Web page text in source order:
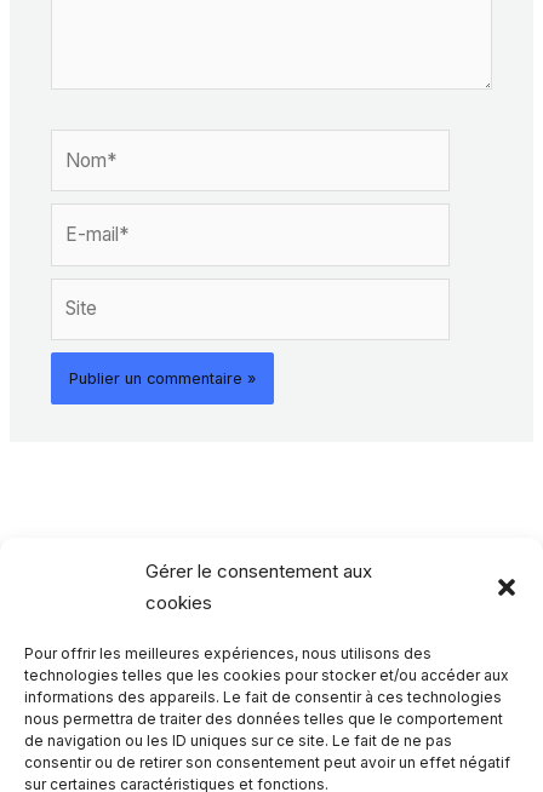
Gérer le consentement aux
cookies
Pour offrir les meilleures expériences, nous utilisons des
technologies telles que les cookies pour stocker et/ou accéder aux
informations des appareils. Le fait de consentir à ces technologies
nous permettra de traiter des données telles que le comportement
de navigation ou les ID uniques sur ce site. Le fait de ne pas
consentir ou de retirer son consentement peut avoir un effet négatif
sur certaines caractéristiques et fonctions.
Rechercher…
R
e